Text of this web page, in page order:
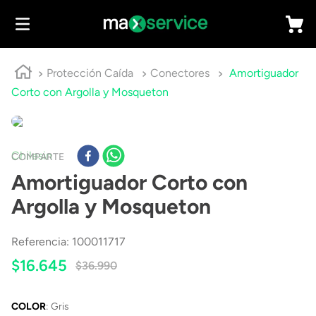
Protección Caída Conectores
Amortiguador
Corto con Argolla y Mosqueton
COMPARTE
Chilesin
Amortiguador Corto con
Argolla y Mosqueton
Referencia: 100011717
$16.645 $36.990
COLOR: Gris